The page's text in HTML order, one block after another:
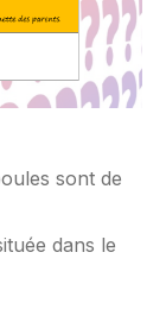
sont de
dans le